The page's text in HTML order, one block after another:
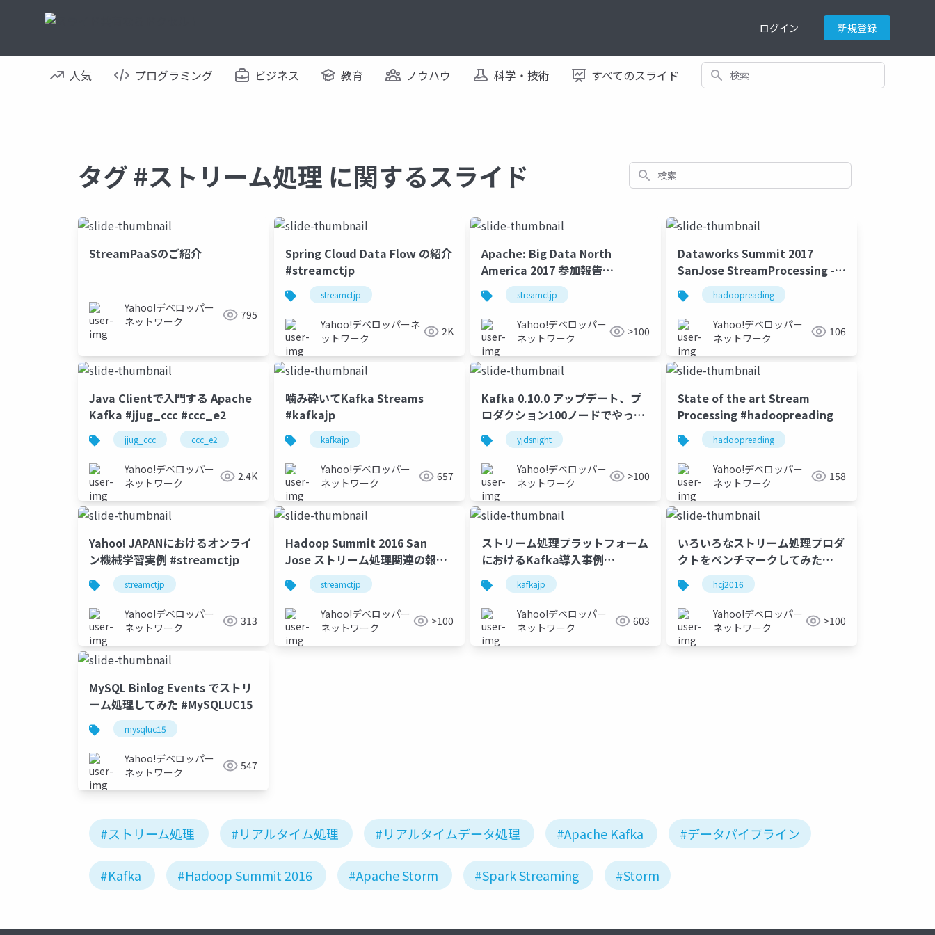
ログイン 新規登録
人気 プログラミング ビジネス 教育 ノウハウ 科学・技術 すべてのスライド 検索
タグ #ストリーム処理 に関するスライド 検索
StreamPaaSのご紹介
Yahoo!デベロッパー
ネットワーク
795
Spring Cloud Data Flow の紹介
#streamctjp
streamctjp
Yahoo!デベロッパーネ
ットワーク
2K
Apache: Big Data North
America 2017 参加報告
#streamctjp
streamctjp
Yahoo!デベロッパー
ネットワーク
>100
Dataworks Summit 2017
SanJose StreamProcessing -
Hadoop Source Code Reading
#23 #hadoopreading
hadoopreading
Yahoo!デベロッパー
ネットワーク
106
Java Clientで入門する Apache
Kafka #jjug_ccc #ccc_e2
jjug_ccc ccc_e2
Yahoo!デベロッパー
ネットワーク
2.4K
噛み砕いてKafka Streams
#kafkajp
kafkajp
Yahoo!デベロッパー
ネットワーク
657
Kafka 0.10.0 アップデート、プ
ロダクション100ノードでやって
みた #yjdsnight
yjdsnight
Yahoo!デベロッパー
ネットワーク
>100
State of the art Stream
Processing #hadoopreading
hadoopreading
Yahoo!デベロッパー
ネットワーク
158
Yahoo! JAPANにおけるオンライ
ン機械学習実例 #streamctjp
streamctjp
Yahoo!デベロッパー
ネットワーク
313
Hadoop Summit 2016 San
Jose ストリーム処理関連の報告
#streamctjp
streamctjp
Yahoo!デベロッパー
ネットワーク
>100
ストリーム処理プラットフォーム
におけるKafka導入事例
#kafkajpkafkajp
Yahoo!デベロッパー
ネットワーク
603
いろいろなストリーム処理プロダ
クトをベンチマークしてみた
#hcj2016hcj2016
Yahoo!デベロッパー
ネットワーク
>100
MySQL Binlog Events でストリ
ーム処理してみた #MySQLUC15
mysqluc15
Yahoo!デベロッパー
ネットワーク
547
#ストリーム処理 #リアルタイム処理 #リアルタイムデータ処理 #Apache Kafka #データパイプライン
#Kafka #Hadoop Summit 2016 #Apache Storm #Spark Streaming #Storm